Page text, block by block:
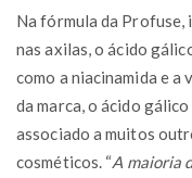
Na fórmula da Profuse,
nas axilas, o ácido
como a niacinamida e a
da marca, o ácido
associado a muitos
cosméticos. “A maioria